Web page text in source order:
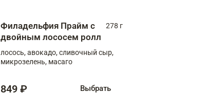
Филадельфия Прайм с
двойным лососем ролл
278 г
лосось, авокадо, сливочный сыр,
микрозелень, масаго
849 ₽ Выбрать